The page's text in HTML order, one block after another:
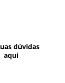
dúvidas
aqui